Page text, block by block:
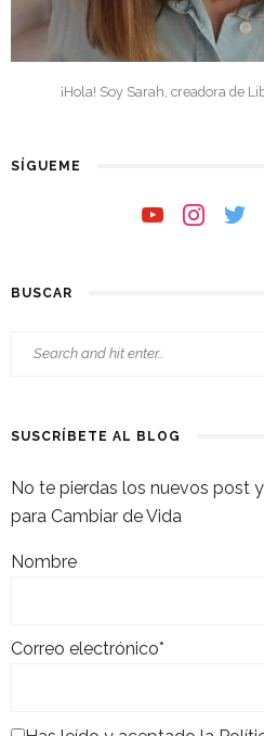
¡Hola! Soy Sarah, creadora de
SÍGUEME
youtubeinstagram
BUSCAR
SUSCRÍBETE AL BLOG
No te pierdas los nuevos post
para Cambiar de Vida
Nombre
Correo electrónico*